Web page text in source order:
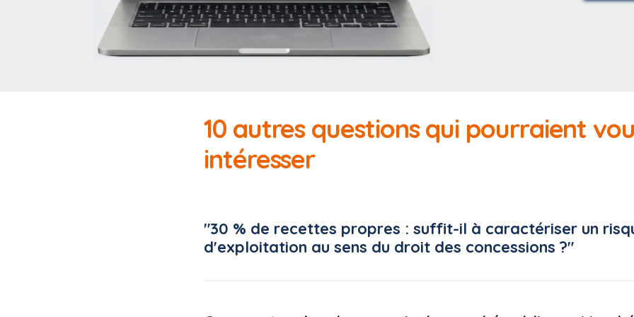
10 autres questions qui pourraient
intéresser
"30 % de recettes propres : suffit-il à caractériser un
d'exploitation au sens du droit des concessions ?"